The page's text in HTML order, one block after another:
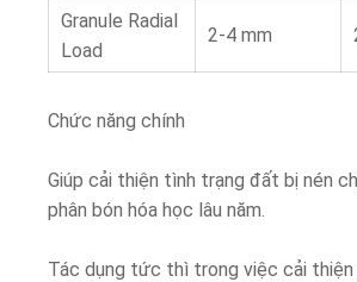
Granule Radial
Load
2-4 mm
Chức năng chính
Giúp cải thiện tình trạng đất bị nén
phân bón hóa học lâu năm.
Tác dụng tức thì trong việc cải